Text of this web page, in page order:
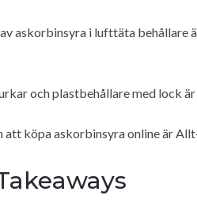
askorbinsyra i lufttäta behållare
och plastbehållare med lock
att köpa askorbinsyra online är